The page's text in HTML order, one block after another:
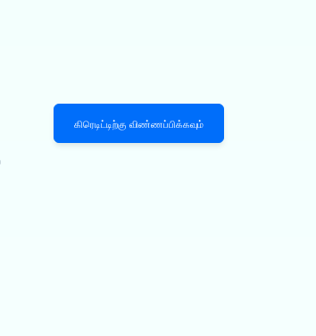
கிரெடிட்டிற்கு விண்ணப்பிக்கவும்